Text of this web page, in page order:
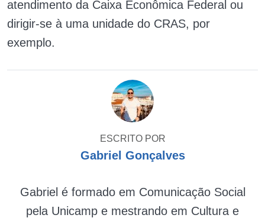
atendimento da Caixa Econômica Federal ou
dirigir-se à uma unidade do CRAS, por
exemplo.
ESCRITO POR
Gabriel Gonçalves
Gabriel é formado em Comunicação Social
pela Unicamp e mestrando em Cultura e